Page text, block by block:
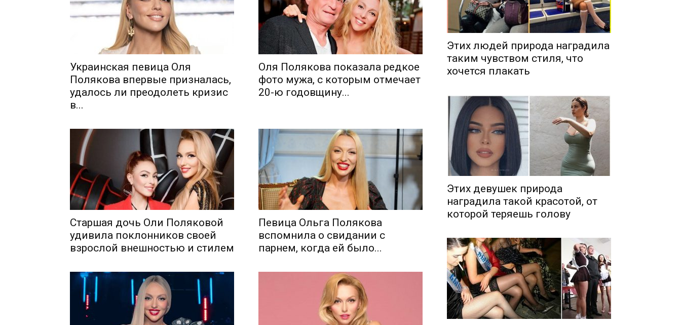
Бизнеса
Украинская певица Оля
Полякова впервые призналась,
удалось ли преодолеть кризис
в...
Оля Полякова показала редкое
фото мужа, с которым отмечает
20-ю годовщину...
Старшая дочь Оли Поляковой
удивила поклонников своей
взрослой внешностью и стилем
Певица Ольга Полякова
вспомнила о свидании с
парнем, когда ей было...
Этих людей природа наградила
таким чувством стиля, что
хочется плакать
Этих девушек природа
наградила такой красотой, от
которой теряешь голову